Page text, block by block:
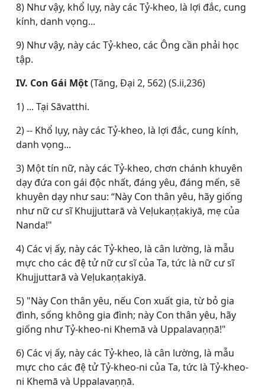
8) Như vậy, khổ lụy, này các Tỷ-kheo, là lợi đắc, cung
kính, danh vọng...
9) Như vậy, này các Tỷ-kheo, các Ông cần phải học
tập.
IV. Con Gái Một(Tăng, Ðại 2, 562) (S.ii,236)
1) ... Tại Sāvatthi.
2) -- Khổ lụy, này các Tỷ-kheo, là lợi đắc, cung kính,
danh vọng...
3) Một tín nữ, này các Tỷ-kheo, chơn chánh khuyên
dạy đứa con gái độc nhất, đáng yêu, đáng mến, sẽ
khuyên dạy như sau: “Này Con thân yêu, hãy giống
như nữ cư sĩ Khujjuttarā và Veḷukaṇṭakiyā, mẹ của
Nanda!"
4) Các vị ấy, này các Tỷ-kheo, là cân lường, là mẫu
mực cho các đệ tử nữ cư sĩ của Ta, tức là nữ cư sĩ
Khujjuttarā và Veḷukaṇṭakiyā.
5) "Này Con thân yêu, nếu Con xuất gia, từ bỏ gia
đình, sống không gia đình; này Con thân yêu, hãy
giống như Tỷ-kheo-ni Khemā và Uppalavaṇṇā!"
6) Các vị ấy, này các Tỷ-kheo, là cân lường, là mẫu
mực cho các đệ tử Tỷ-kheo-ni của Ta, tức là Tỷ-kheo-
ni Khemā và Uppalavaṇṇā.